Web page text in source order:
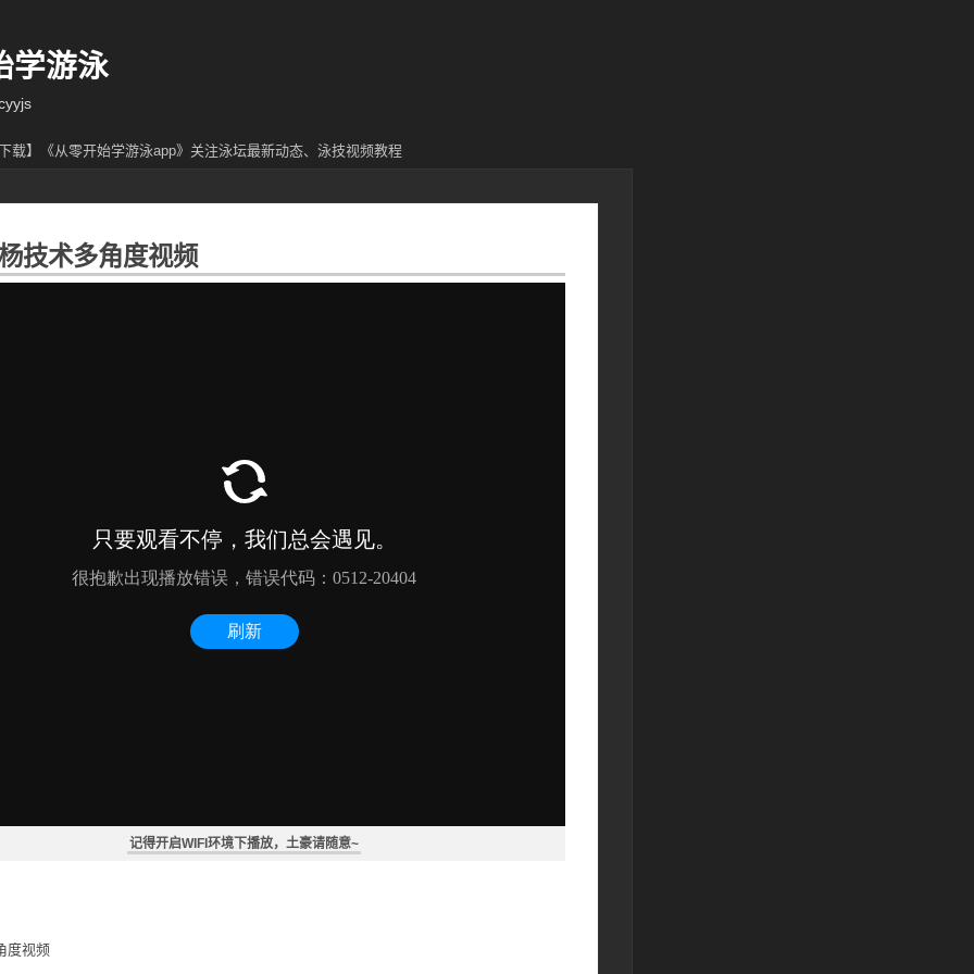
学游泳
下载】《从零开始学游泳app》关注泳坛最新动态、泳技视频教程
技术多角度视频
记得开启WIFI环境下播放，土豪请随意~
度视频